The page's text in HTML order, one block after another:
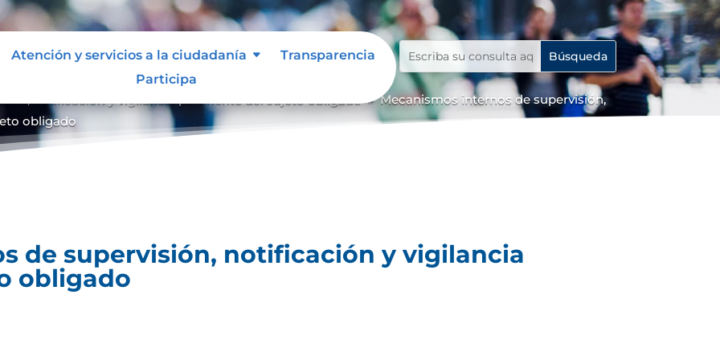
Atención y servicios a la ciudadanía
Transparencia
Participa
notificación y vigilancia pertinente del sujeto obligado 9 Mecanismos internos de supervisión,
obligado
de supervisión, notificación y vigilancia
obligado